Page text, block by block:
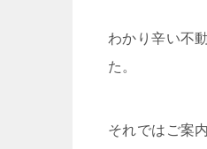
わかり辛い不
た。
それではご案